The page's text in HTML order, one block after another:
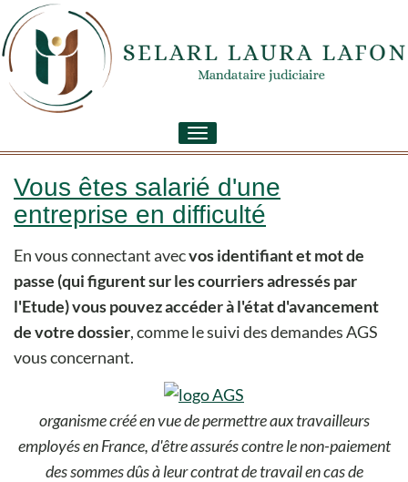
Toggle
navigation
Vous êtes salarié d'une
entreprise en difficulté
En vous connectant avecvos identifiant et mot de
passe (qui figurent sur les courriers adressés par
l'Etude) vous pouvez accéder à l'état d'avancement
de votre dossier, comme le suivi des demandes AGS
vous concernant.
organisme créé en vue de permettre aux travailleurs
employés en France, d'être assurés contre le non-paiement
des sommes dûs à leur contrat de travail en cas de